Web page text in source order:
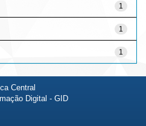
1
1
1
Central
Digital - GID